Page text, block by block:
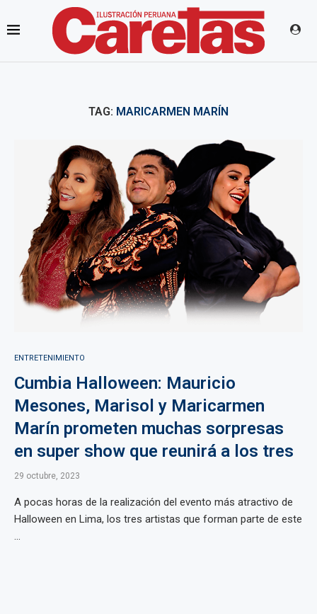
TAG: MARICARMEN MARÍN
ENTRETENIMIENTO
Cumbia Halloween: Mauricio
Mesones, Marisol y Maricarmen
Marín prometen muchas sorpresas
en super show que reunirá a los tres
29 octubre, 2023
A pocas horas de la realización del evento más atractivo de
Halloween en Lima, los tres artistas que forman parte de este
...